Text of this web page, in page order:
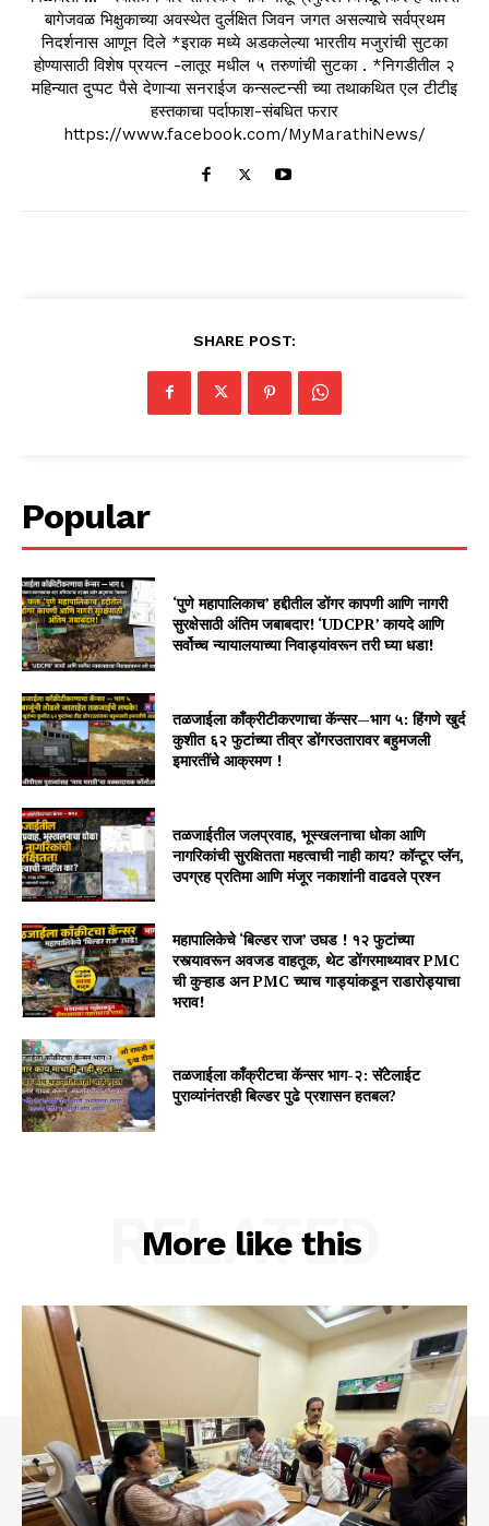
बागेजवळ भिक्षुकाच्या अवस्थेत दुर्लक्षित जिवन जगत असल्याचे सर्वप्रथम
निदर्शनास आणून दिले *इराक मध्ये अडकलेल्या भारतीय मजुरांची सुटका
होण्यासाठी विशेष प्रयत्न -लातूर मधील ५ तरुणांची सुटका . *निगडीतील २
महिन्यात दुप्पट पैसे देणाऱ्या सनराईज कन्सल्टन्सी च्या तथाकथित एल टीटीइ
हस्तकाचा पर्दाफाश-संबधित फरार
https://www.facebook.com/MyMarathiNews/
SHARE POST:
Popular
‘पुणे महापालिकाच’ हद्दीतील डोंगर कापणी आणि नागरी
सुरक्षेसाठी अंतिम जबाबदार! ‘UDCPR’ कायदे आणि
सर्वोच्च न्यायालयाच्या निवाड्यांवरून तरी घ्या धडा!
तळजाईला काँक्रीटीकरणाचा कॅन्सर—भाग ५: हिंगणे खुर्द
कुशीत ६२ फुटांच्या तीव्र डोंगरउतारावर बहुमजली
इमारतींचे आक्रमण !
तळजाईतील जलप्रवाह, भूस्खलनाचा धोका आणि
नागरिकांची सुरक्षितता महत्वाची नाही काय? कॉन्टूर प्लॅन,
उपग्रह प्रतिमा आणि मंजूर नकाशांनी वाढवले प्रश्न
महापालिकेचे ‘बिल्डर राज’ उघड ! १२ फुटांच्या
रस्त्यावरून अवजड वाहतूक, थेट डोंगरमाथ्यावर PMC
ची कुऱ्हाड अन PMC च्याच गाड्यांकडून राडारोड्याचा
भराव!
तळजाईला कॉंक्रीटचा कॅन्सर भाग-२: सॅटेलाईट
पुराव्यांनंतरही बिल्डर पुढे प्रशासन हतबल?
More like this
RELATED